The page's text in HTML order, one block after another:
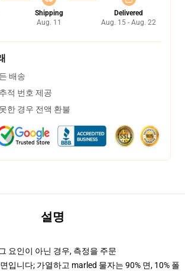
Shipping
Aug. 11
Delivered
Aug. 15 - Aug. 22
배송
적 번호 제공
한 경우 전액 환불
설명
요인이 아닌 경우, 측정을 주문
입니다; 가열하고 marled 물자는 90% 면, 10% 폴